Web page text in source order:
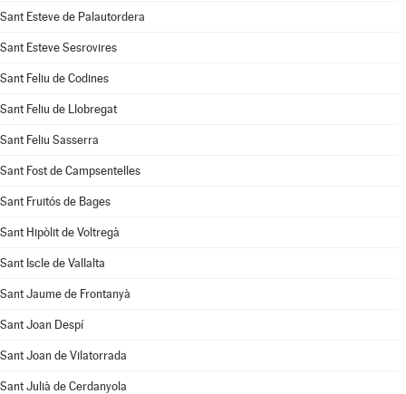
Sant Esteve de Palautordera
Sant Esteve Sesrovires
Sant Feliu de Codines
Sant Feliu de Llobregat
Sant Feliu Sasserra
Sant Fost de Campsentelles
Sant Fruitós de Bages
Sant Hipòlit de Voltregà
Sant Iscle de Vallalta
Sant Jaume de Frontanyà
Sant Joan Despí
Sant Joan de Vilatorrada
Sant Julià de Cerdanyola